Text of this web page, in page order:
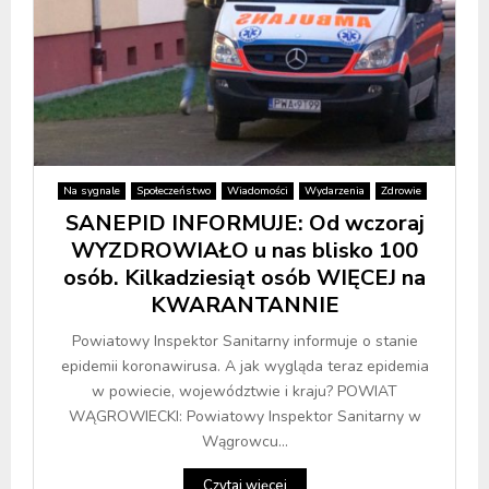
Na sygnale Społeczeństwo Wiadomości Wydarzenia Zdrowie
SANEPID INFORMUJE: Od wczoraj
WYZDROWIAŁO u nas blisko 100
osób. Kilkadziesiąt osób WIĘCEJ na
KWARANTANNIE
Powiatowy Inspektor Sanitarny informuje o stanie
epidemii koronawirusa. A jak wygląda teraz epidemia
w powiecie, województwie i kraju? POWIAT
WĄGROWIECKI: Powiatowy Inspektor Sanitarny w
Wągrowcu...